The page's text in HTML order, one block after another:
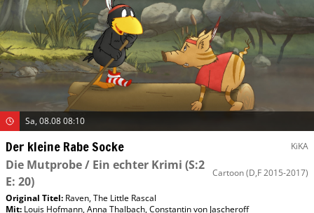
Sa, 08.08 08:10
Der kleine Rabe Socke KiKA
Die Mutprobe / Ein echter Krimi (S:2
E: 20)
Cartoon(D,F 2015-2017)
Original Titel: Raven, The Little Rascal
Mit: Louis Hofmann,Anna Thalbach,Constantin von Jascheroff